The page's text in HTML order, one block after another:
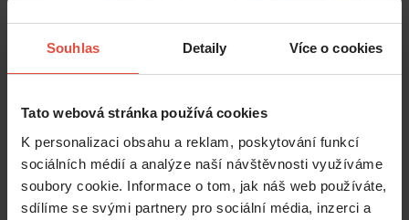
Souhlas Detaily Více o cookies
Tato webová stránka používá cookies
K personalizaci obsahu a reklam, poskytování funkcí
sociálních médií a analýze naší návštěvnosti využíváme
soubory cookie. Informace o tom, jak náš web používáte,
sdílíme se svými partnery pro sociální média, inzerci a